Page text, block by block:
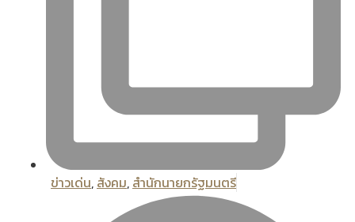
ข่าวเด่น, สังคม, สํานักนายกรัฐมนตรี